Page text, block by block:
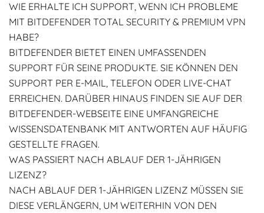
WIE ERHALTE ICH SUPPORT, WENN ICH PROBLEME
MIT BITDEFENDER TOTAL SECURITY & PREMIUM VPN
HABE?
BITDEFENDER BIETET EINEN UMFASSENDEN
SUPPORT FÜR SEINE PRODUKTE. SIE KÖNNEN DEN
SUPPORT PER E-MAIL, TELEFON ODER LIVE-CHAT
ERREICHEN. DARÜBER HINAUS FINDEN SIE AUF DER
BITDEFENDER-WEBSEITE EINE UMFANGREICHE
WISSENSDATENBANK MIT ANTWORTEN AUF HÄUFIG
GESTELLTE FRAGEN.
WAS PASSIERT NACH ABLAUF DER 1-JÄHRIGEN
LIZENZ?
NACH ABLAUF DER 1-JÄHRIGEN LIZENZ MÜSSEN SIE
DIESE VERLÄNGERN, UM WEITERHIN VON DEN